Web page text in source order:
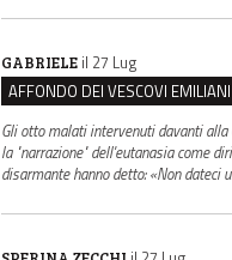
GABRIELE il 27 Lug
Gli otto malati intervenuti davanti alla
la "narrazione" dell'eutanasia come
disarmante hanno detto: «Non dateci